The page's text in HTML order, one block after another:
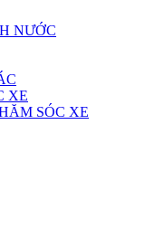
NƯỚC
XE
SÓC XE